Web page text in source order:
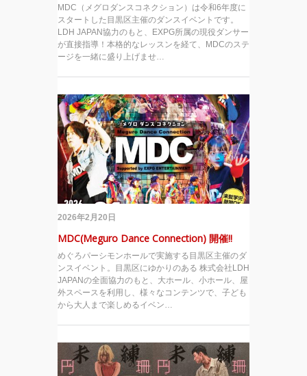
MDC（メグロダンスコネクション）は令和6年度に
スタートした目黒区主催のダンスイベントです。
LDH JAPAN協力のもと、EXPG所属の現役ダンサー
が直接指導！本格的なレッスンを経て、MDCのステ
ージを一緒に盛り上げませ…
2026年2月20日
MDC(Meguro Dance Connection) 開催!!
めぐろパーシモンホールで実施する目黒区主催のダ
ンスイベント。目黒区にゆかりのある 株式会社LDH
JAPANの全面協力のもと、大ホール、小ホール、屋
外スペースを利用し、様々なコンテンツで、子ども
から大人まで楽しめるイベン…